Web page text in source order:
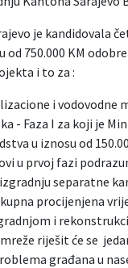
je kandidovala
od 750.000 KM
i to za :
i vodovodne
- Faza I za koji je
u iznosu od
u prvoj fazi
separatne
procijenjena
i
riješit će se
građana u